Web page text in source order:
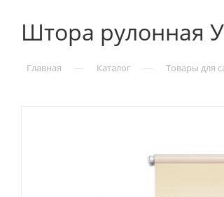
Штора рулонная
Главная — Каталог — Товары для